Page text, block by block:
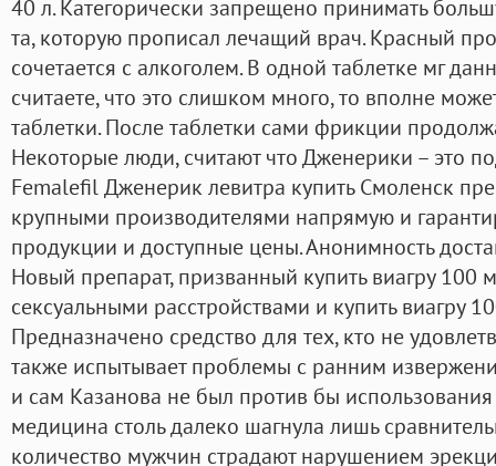
40 л. Категорически запрещено принимать
та, которую прописал лечащий врач. Красный
сочетается с алкоголем. В одной таблетке мг
считаете, что это слишком много, то вполне
таблетки. После таблетки сами фрикции
Некоторые люди, считают что Дженерики – это
Femalefil Дженерик левитра купить Смоленск
крупными производителями напрямую и
продукции и доступные цены. Анонимность
Новый препарат, призванный купить виагру 100
сексуальными расстройствами и купить виагру
Предназначено средство для тех, кто не
также испытывает проблемы с ранним
и сам Казанова не был против бы использования
медицина столь далеко шагнула лишь
количество мужчин страдают нарушением